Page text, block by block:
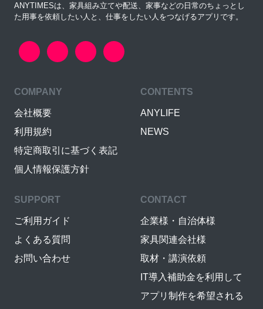
ANYTIMESは、家具組み立てや配送、家事などの日常のちょっとし
た用事を依頼したい人と、仕事をしたい人をつなげるアプリです。
COMPANY
会社概要
利用規約
特定商取引に基づく表記
個人情報保護方針
CONTENTS
ANYLIFE
NEWS
SUPPORT
ご利用ガイド
よくある質問
お問い合わせ
CONTACT
企業様・自治体様
家具関連会社様
取材・講演依頼
IT導入補助金を利用して
アプリ制作を希望される